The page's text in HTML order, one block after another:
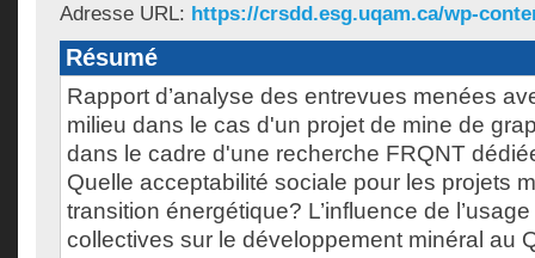
Adresse URL: https://crsdd.esg.uqam.ca/wp-
Résumé
Rapport d’analyse des entrevues menées
milieu dans le cas d'un projet de mine de
dans le cadre d'une recherche FRQNT
Quelle acceptabilité sociale pour les projets
transition énergétique? L’influence de
collectives sur le développement minéral au